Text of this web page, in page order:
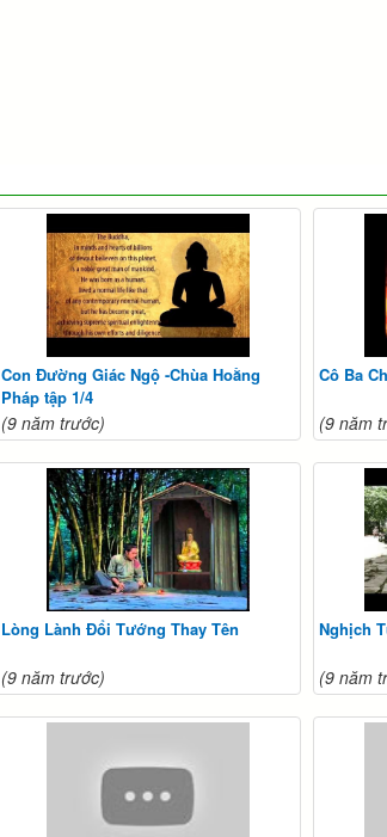
Con Đường Giác Ngộ -Chùa Hoằng
Pháp tập 1/4
(9 năm trước)
Cô Ba
(9 năm
Lòng Lành Đổi Tướng Thay Tên
(9 năm trước)
Nghịch
(9 năm